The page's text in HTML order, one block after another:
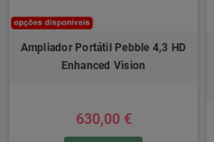
Ampliador Portátil Pebble 4,3 HD
Enhanced Vision
630,00 €